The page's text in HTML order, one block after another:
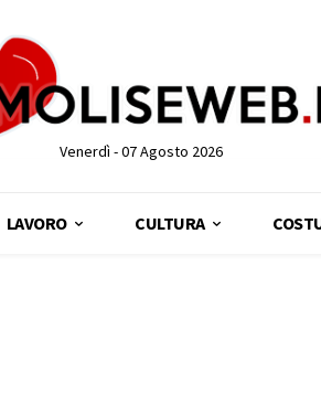
Venerdì - 07 Agosto 2026
LAVORO CULTURA